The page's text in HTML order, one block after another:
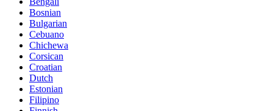
Bosnian
Bulgarian
Cebuano
Chichewa
Corsican
Croatian
Dutch
Estonian
Filipino